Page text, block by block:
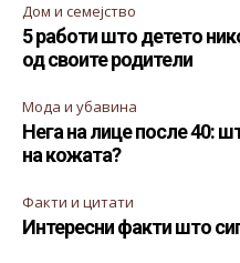
Дом и семејство
5 работи што детето
од своите родители
Мода и убавина
Нега на лице после 40:
на кожата?
Факти и цитати
Интересни факти што